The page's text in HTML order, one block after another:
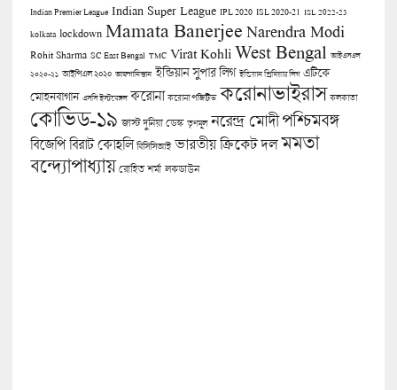
Indian Premier League Indian Super League IPL 2020 ISL 2020-21 ISL 2022-23
kolkata lockdown Mamata Banerjee Narendra Modi
Rohit Sharma SC East Bengal TMC Virat Kohli West Bengal আইএসএল
২০২০-২১ আইপিএল ২০২০ আফগানিস্তান ইন্ডিয়ান সুপার লিগ ইন্ডিয়ান প্রিমিয়ার লিগ এটিকে
মোহনবাগান এসসি ইস্টবেঙ্গল করোনা করোনা পজিটিভ করোনাভাইরাস কলকাতা
কোভিড-১৯ জাস্ট দুনিয়া ডেস্ক তৃণমূল নরেন্দ্র মোদী পশ্চিমবঙ্গ
বিজেপি বিরাট কোহলি বিসিসিআই ভারতীয় ক্রিকেট দল মমতা
বন্দ্যোপাধ্যায় রোহিত শর্মা লকডাউন